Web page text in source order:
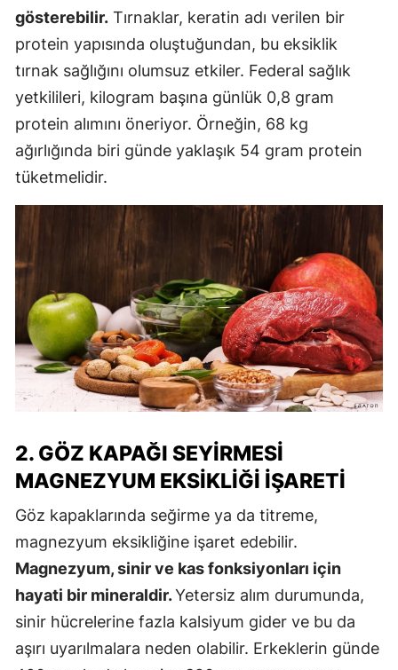
gösterebilir. Tırnaklar, keratin adı verilen bir
protein yapısında oluştuğundan, bu eksiklik
tırnak sağlığını olumsuz etkiler. Federal sağlık
yetkilileri, kilogram başına günlük 0,8 gram
protein alımını öneriyor. Örneğin, 68 kg
ağırlığında biri günde yaklaşık 54 gram protein
tüketmelidir.
2. GÖZ KAPAĞI SEYIRMESI
MAGNEZYUM EKSIKLIĞI İŞARETI
Göz kapaklarında seğirme ya da titreme,
magnezyum eksikliğine işaret edebilir.
Magnezyum, sinir ve kas fonksiyonları için
hayati bir mineraldir.Yetersiz alım durumunda,
sinir hücrelerine fazla kalsiyum gider ve bu da
aşırı uyarılmalara neden olabilir. Erkeklerin günde